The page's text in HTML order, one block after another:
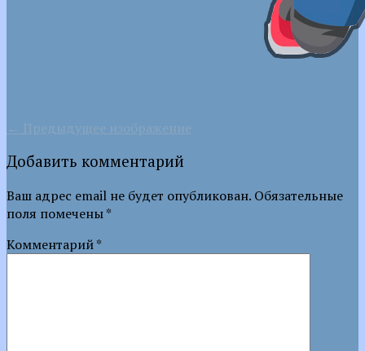
← Предыдущее изображение
Добавить комментарий
Ваш адрес email не будет опубликован. Обязательные
поля помечены*
Комментарий*